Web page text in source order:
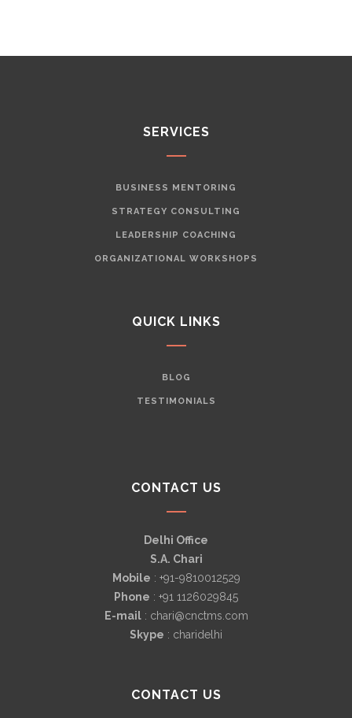
SERVICES
BUSINESS MENTORING
STRATEGY CONSULTING
LEADERSHIP COACHING
ORGANIZATIONAL WORKSHOPS
QUICK LINKS
BLOG
TESTIMONIALS
CONTACT US
Delhi Office
S.A. Chari
Mobile : +91-9810012529
Phone : +91 1126029845
E-mail: chari@cnctms.com
Skype : charidelhi
CONTACT US